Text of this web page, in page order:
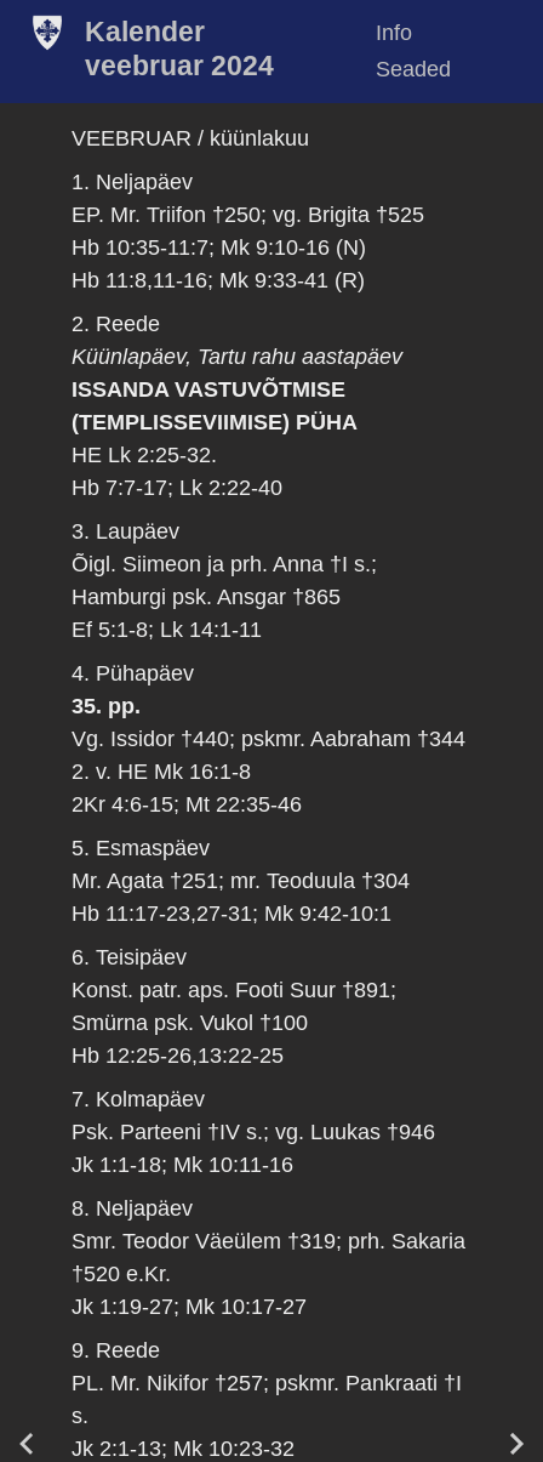
Kalender
veebruar 2024
Info
Seaded
VEEBRUAR / küünlakuu
1. Neljapäev
EP. Mr. Triifon †250; vg. Brigita †525
Hb 10:35-11:7; Mk 9:10-16 (N)
Hb 11:8,11-16; Mk 9:33-41 (R)
2. Reede
Küünlapäev, Tartu rahu aastapäev
ISSANDA VASTUVÕTMISE
(TEMPLISSEVIIMISE) PÜHA
HE Lk 2:25-32.
Hb 7:7-17; Lk 2:22-40
3. Laupäev
Õigl. Siimeon ja prh. Anna †I s.;
Hamburgi psk. Ansgar †865
Ef 5:1-8; Lk 14:1-11
4. Pühapäev
35. pp.
Vg. Issidor †440; pskmr. Aabraham †344
2. v. HE Mk 16:1-8
2Kr 4:6-15; Mt 22:35-46
5. Esmaspäev
Mr. Agata †251; mr. Teoduula †304
Hb 11:17-23,27-31; Mk 9:42-10:1
6. Teisipäev
Konst. patr. aps. Footi Suur †891;
Smürna psk. Vukol †100
Hb 12:25-26,13:22-25
7. Kolmapäev
Psk. Parteeni †IV s.; vg. Luukas †946
Jk 1:1-18; Mk 10:11-16
8. Neljapäev
Smr. Teodor Väeülem †319; prh. Sakaria
†520 e.Kr.
Jk 1:19-27; Mk 10:17-27
9. Reede
PL. Mr. Nikifor †257; pskmr. Pankraati †I
s.
Jk 2:1-13; Mk 10:23-32